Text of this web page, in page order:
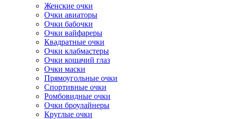
Женские очки
Очки авиаторы
Очки бабочки
Очки вайфареры
Квадратные очки
Очки клабмастеры
Очки кошачий глаз
Очки маски
Прямоугольные очки
Спортивные очки
Ромбовидные очки
Очки броулайнеры
Круглые очки